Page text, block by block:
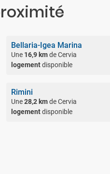
Bellaria-Igea Marina
Une 16,9 kmde Cervia
logementdisponible
Rimini
Une28,2 kmde Cervia
logementdisponible